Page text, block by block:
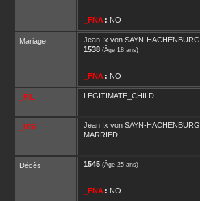
_FNA : NO
Mariage Jean Ix von SAYN-HACHENBURG
1538 (Âge 18 ans)
_FNA : NO
_FIL LEGITIMATE_CHILD
_UST Jean Ix von SAYN-HACHENBURG
MARRIED
Décès 1545 (Âge 25 ans)
_FNA : NO